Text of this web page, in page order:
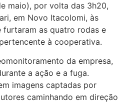
maio), por volta das 3h20,
em Novo Itacolomi, às
furtaram as quatro rodas e
à cooperativa.
da empresa,
a ação e a fuga.
imagens captadas por
caminhando em direção